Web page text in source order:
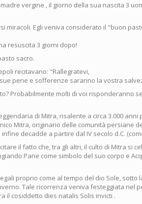
vergine , il giorno della sua nascita 3
miracoli. Egli veniva considerato il "buon
resuscita 3 giorni dopo!
sacro.
recitavano: "Rallegratevi,
pene e sofferenze saranno la vostra
Probabilmente molti di voi risponderanno
di Mitra, risalente a circa 3.000 anni
Mitra, originario delle comunità persiane
decadde a partire dal IV secolo d.C.
il fatto che, tra gli altri, il culto di Mitra si
Pane come simbolo del suo corpo e
proprio come al tempo del dio Sole, sotto
Tale ricorrenza veniva festeggiata nel
il cosiddetto dies natalis Solis invicti .